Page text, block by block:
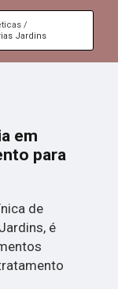
Jardins
em
para
de
é